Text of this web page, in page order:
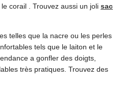
corail . Trouvez aussi un joli sac
telles que la nacre ou les perles
tels que le laiton et le
a gonfler des doigts,
très pratiques. Trouvez des